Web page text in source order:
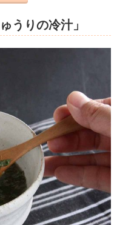
うりの冷汁」